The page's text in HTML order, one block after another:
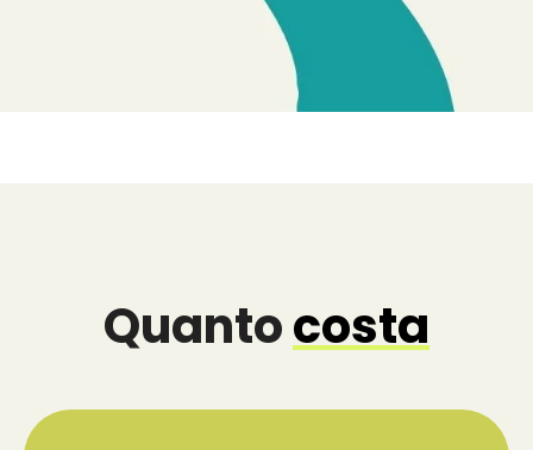
Quantocosta